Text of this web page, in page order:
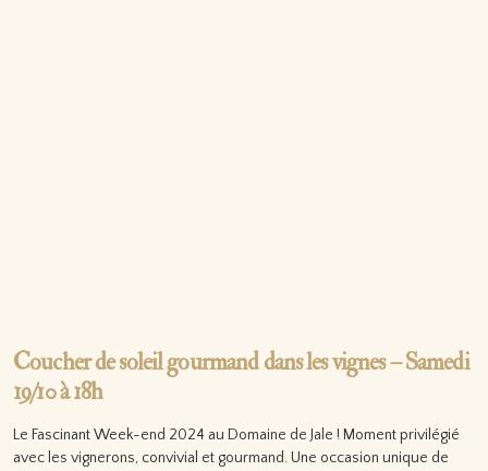
Coucher de soleil gourmand dans les vignes – Samedi
19/10 à 18h
Le Fascinant Week-end 2024 au Domaine de Jale ! Moment privilégié
avec les vignerons, convivial et gourmand. Une occasion unique de